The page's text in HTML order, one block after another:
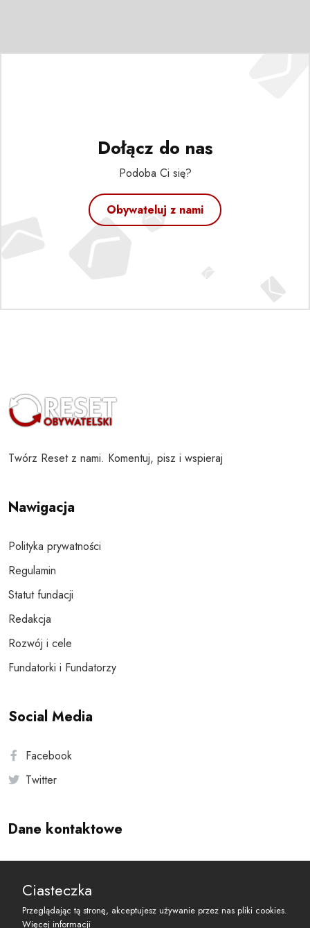
Dołącz do nas
Podoba Ci się?
Obywateluj z nami
Twórz Reset z nami. Komentuj, pisz i wspieraj
Nawigacja
Polityka prywatności
Regulamin
Statut fundacji
Redakcja
Rozwój i cele
Fundatorki i Fundatorzy
Social Media
Facebook
Twitter
Dane kontaktowe
reset@resetobywatelski.pl
Ciasteczka
Przeglądając tą stronę, akceptujesz używanie przez nas pliki cookies.
Więcej informacji